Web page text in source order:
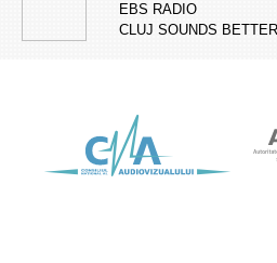
EBS RADIO
CLUJ SOUNDS BETTER